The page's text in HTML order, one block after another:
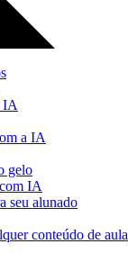
IA
a IA
gelo
IA
seu alunado
conteúdo de aula